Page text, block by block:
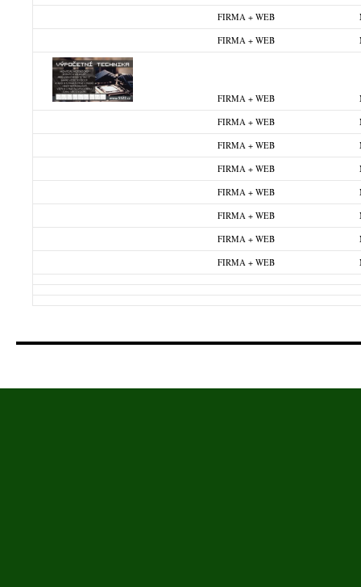
FIRMA + WEB
FIRMA + WEB
FIRMA + WEB
FIRMA + WEB
FIRMA + WEB
FIRMA + WEB
FIRMA + WEB
FIRMA + WEB
FIRMA + WEB
FIRMA + WEB